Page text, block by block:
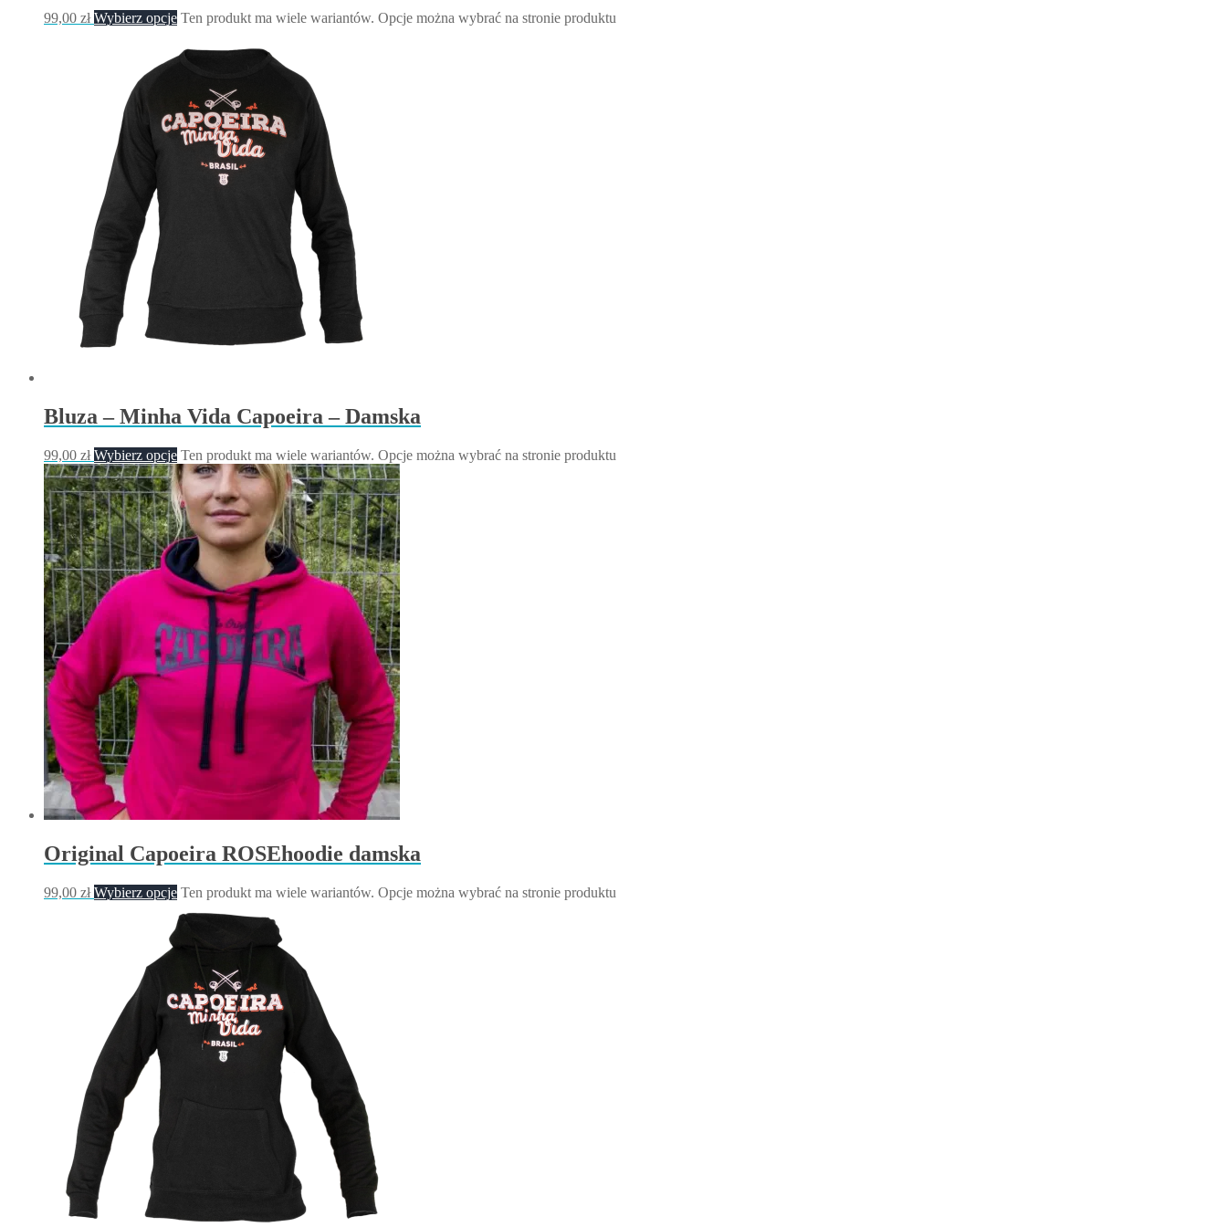
99,00 zł Wybierz opcje Ten produkt ma wiele wariantów. Opcje można wybrać na stronie produktu
Bluza – Minha Vida Capoeira – Damska
99,00 zł Wybierz opcje Ten produkt ma wiele wariantów. Opcje można wybrać na stronie produktu
Original Capoeira ROSEhoodie damska
99,00 zł Wybierz opcje Ten produkt ma wiele wariantów. Opcje można wybrać na stronie produktu